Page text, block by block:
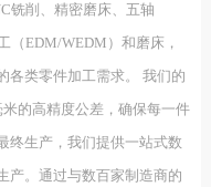
铣削、精密磨床、五轴
（EDM/WEDM）和磨床，
各类零件加工需求。 我们的
的高精度公差，确保每一件
终生产，我们提供一站式数
产。通过与数百家制造商的